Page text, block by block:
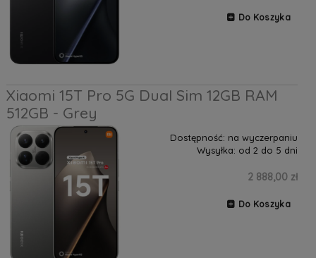
Do Koszyka
Xiaomi 15T Pro 5G Dual Sim 12GB RAM
512GB - Grey
Dostępność: na wyczerpaniu
Wysyłka: od 2 do 5 dni
2 888,00 zł
Do Koszyka